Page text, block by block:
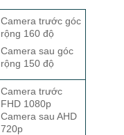
Camera trước góc
rộng 160 độ
Camera sau góc
rộng 150 độ
Camera trước
FHD 1080p
Camera sau AHD
720p